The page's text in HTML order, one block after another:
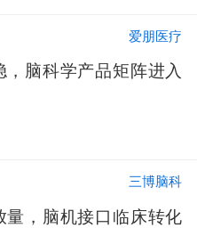
爱朋医疗
脑科学产品矩阵进入
三博脑科
，脑机接口临床转化